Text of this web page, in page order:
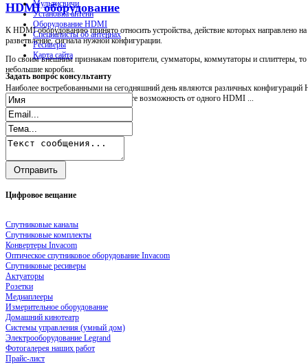
HDMI оборудование
К HDMI оборудованию принято относить устройства, действие которых направлено
разветвление, сигнала нужной конфигурации.
По своим внешним признакам повторители, сумматоры, коммутаторы и сплиттеры,
небольшие коробки.
Наиболее востребованными на сегодняшний день являются различных
Посредством HDMI splitter вы имеете возможность от одного HDMI ...
Мультисвичи
Установка антенн
Оборудование HDMI
Специалисты об антеннах
Ресиверы
Карта сайта
Задать вопрос консультанту
Цифровое вещание
Спутниковые каналы
Спутниковые комплекты
Конвертеры Invacom
Оптическое спутниковое оборудование Invacom
Спутниковые ресиверы
Актуаторы
Розетки
Медиаплееры
Измерительное оборудование
Домашний кинотеатр
Системы управления (умный дом)
Электрооборудование Legrand
Фотогалерея наших работ
Прайс-лист